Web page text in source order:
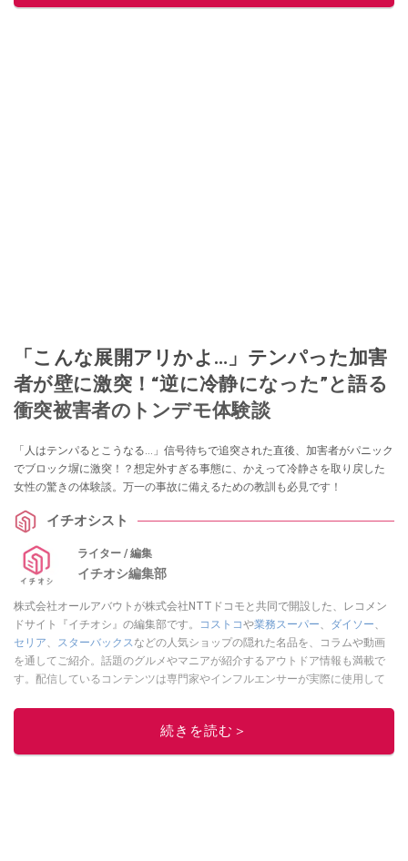
「こんな展開アリかよ…」テンパった加害
者が壁に激突！“逆に冷静になった”と語る
衝突被害者のトンデモ体験談
「人はテンパるとこうなる…」信号待ちで追突された直後、加害者がパニック
でブロック塀に激突！？想定外すぎる事態に、かえって冷静さを取り戻した
女性の驚きの体験談。万一の事故に備えるための教訓も必見です！
イチオシスト
ライター / 編集
イチオシ編集部
株式会社オールアバウトが株式会社NTTドコモと共同で開設した、レコメン
ドサイト『イチオシ』の編集部です。
コストコや業務スーパー、 ダイソー、
セリア、 スターバックスなどの人気ショップの隠れた名品を、コラムや動画
を通してご紹介。話題のグルメやマニアが紹介するアウトドア情報も満載で
す。配信しているコンテンツは専門家やインフルエンサーが実際に使用して
ニュースでフォロー
続きを読む＞